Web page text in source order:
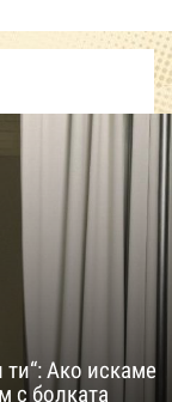
ти“: Ако искаме
с болката